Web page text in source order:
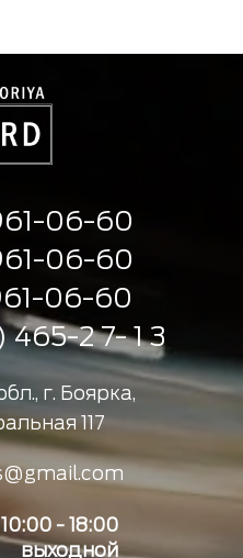
06-60
06-60
06-60
2 7- 1 3
г. Боярка,
117
10:00 - 18:00
выходной